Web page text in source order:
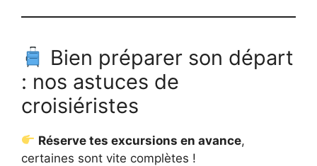
Bien préparer son départ
: nos astuces de
croisiéristes
Réserve tes excursions en avance,
certaines sont vite complètes !